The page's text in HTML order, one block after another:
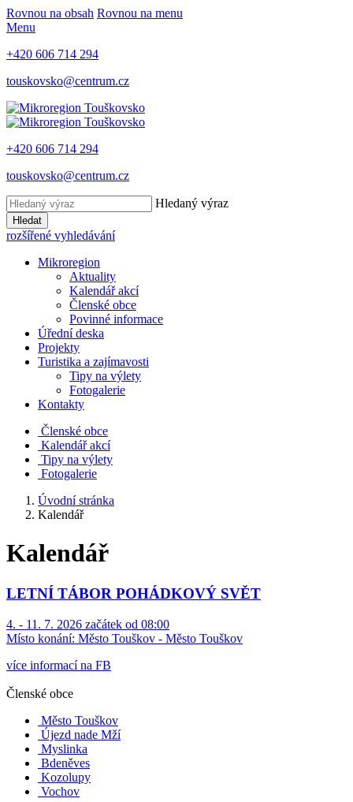
Rovnou na obsah Rovnou na menu
Menu
+420 606 714 294
touskovsko@centrum.cz
+420 606 714 294
touskovsko@centrum.cz
Hledaný výraz
Hledat
rozšířené vyhledávání
Mikroregion
Aktuality
Kalendář akcí
Členské obce
Povinné informace
Úřední deska
Projekty
Turistika a zajímavosti
Tipy na výlety
Fotogalerie
Kontakty
Členské obce
Kalendář akcí
Tipy na výlety
Fotogalerie
Úvodní stránka
Kalendář
Kalendář
LETNÍ TÁBOR POHÁDKOVÝ SVĚT
4. - 11. 7. 2026 začátek od 08:00
Místo konání: Město Touškov - Město Touškov
více informací na FB
Členské obce
Město Touškov
Újezd nade Mží
Myslinka
Bdeněves
Kozolupy
Vochov